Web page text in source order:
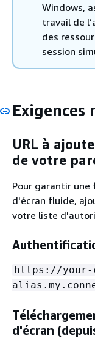
Windows,
travail de
des
session
Exigences
URL à
de votre
Pour garantir
d'écran fluide,
votre liste
https://your-
d'écran